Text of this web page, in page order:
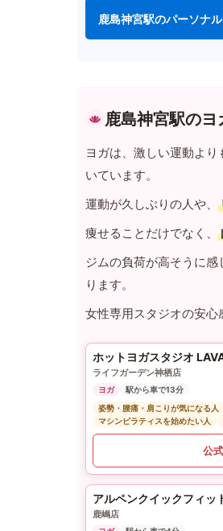
鹿島神宮駅のパーソナ
鹿島神宮駅のヨ
ヨガは、激しい運動より
いています。
運動が久しぶりの人や、
痩せることだけでなく、
ジムの負荷が高そうに
ります。
女性専用スタジオの安心
ホットヨガスタジオ
ライフガーデン神栖店
ヨガ
駅から車で13分
姿勢・腰痛・肩こりが気になる人
マシンピラティスを始めたい人
公
アルペンクイックフィッ
鹿嶋店